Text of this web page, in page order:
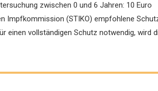
zwischen 0 und 6 Jahren: 10 Euro
Impfkommission (STIKO) empfohlene
einen vollständigen Schutz notwendig, wird